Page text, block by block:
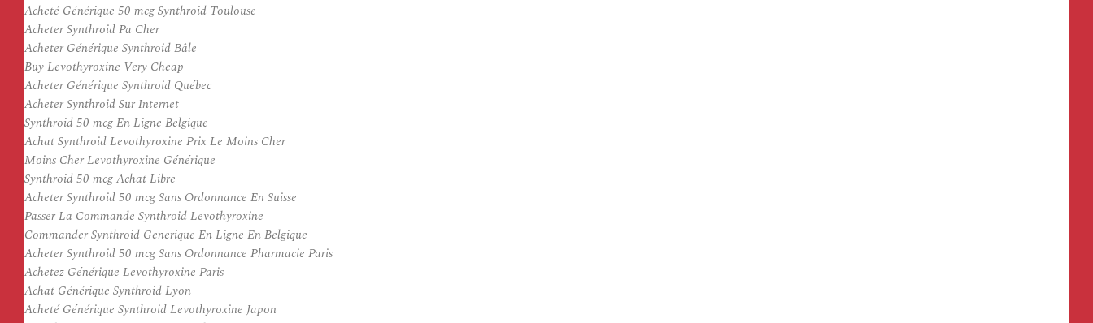
Acheté Générique 50 mcg Synthroid Toulouse
Acheter Synthroid Pa Cher
Acheter Générique Synthroid Bâle
Buy Levothyroxine Very Cheap
Acheter Générique Synthroid Québec
Acheter Synthroid Sur Internet
Synthroid 50 mcg En Ligne Belgique
Achat Synthroid Levothyroxine Prix Le Moins Cher
Moins Cher Levothyroxine Générique
Synthroid 50 mcg Achat Libre
Acheter Synthroid 50 mcg Sans Ordonnance En Suisse
Passer La Commande Synthroid Levothyroxine
Commander Synthroid Generique En Ligne En Belgique
Acheter Synthroid 50 mcg Sans Ordonnance Pharmacie Paris
Achetez Générique Levothyroxine Paris
Achat Générique Synthroid Lyon
Acheté Générique Synthroid Levothyroxine Japon